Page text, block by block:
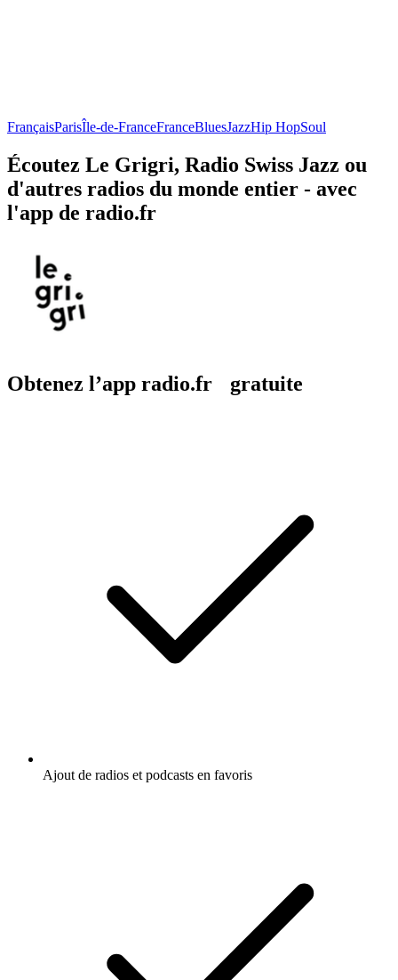
FrançaisParisÎle-de-FranceFranceBluesJazzHip HopSoul
Écoutez Le Grigri, Radio Swiss Jazz ou
d'autres radios du monde entier - avec
l'app de radio.fr
Obtenez l’app radio.fr gratuite
Ajout de radios et podcasts en favoris